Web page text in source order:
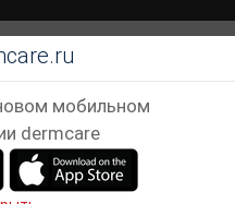
мобильном
dermcare